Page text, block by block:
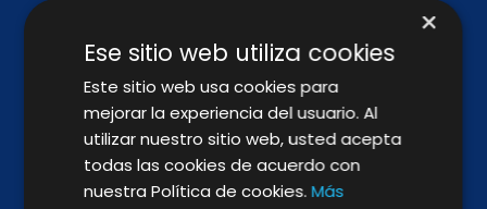
SÍGUENOS
×
Ese sitio web utiliza cookies
Este sitio web usa cookies para
mejorar la experiencia del usuario. Al
utilizar nuestro sitio web, usted acepta
todas las cookies de acuerdo con
nuestra Política de cookies.Más